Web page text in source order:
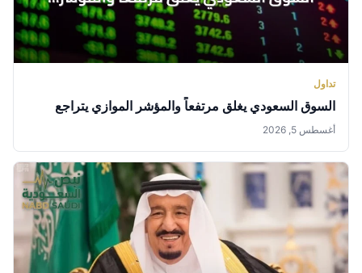
تداول
السوق السعودي يغلق مرتفعاً والمؤشر الموازي يتراجع
أغسطس 5, 2026